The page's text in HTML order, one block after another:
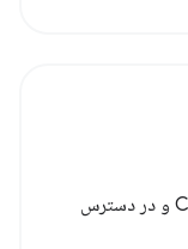
بررسی ویژگی‌های Custom Tab و در دسترس